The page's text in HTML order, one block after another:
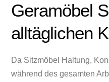
Geramöbel
alltäglichen
Da Sitzmöbel Haltung,
während des gesamten